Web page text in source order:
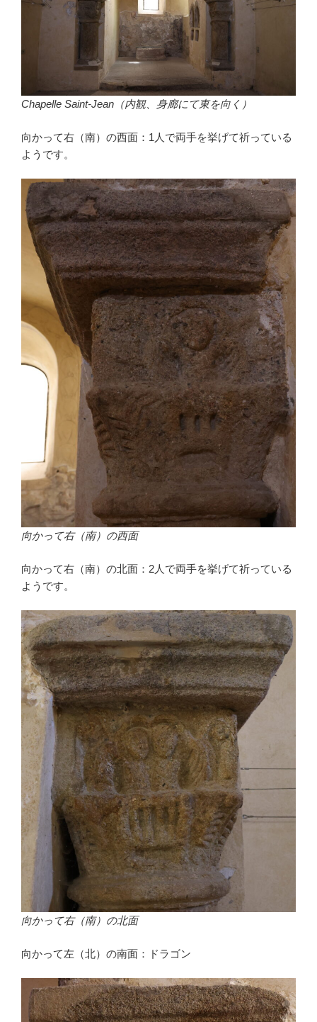
Chapelle Saint-Jean（内観、身廊にて東を向く）
向かって右（南）の西面：1人で両手を挙げて祈っている
ようです。
向かって右（南）の西面
向かって右（南）の北面：2人で両手を挙げて祈っている
ようです。
向かって右（南）の北面
向かって左（北）の南面：ドラゴン